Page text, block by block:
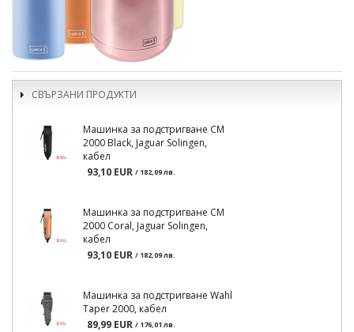
СВЪРЗАНИ ПРОДУКТИ
Машинка за подстригване CM
2000 Black, Jaguar Solingen,
кабел
93,10 EUR / 182,09 лв.
Машинка за подстригване CM
2000 Coral, Jaguar Solingen,
кабел
93,10 EUR / 182,09 лв.
Машинка за подстригване Wahl
Taper 2000, кабел
89,99 EUR / 176,01 лв.